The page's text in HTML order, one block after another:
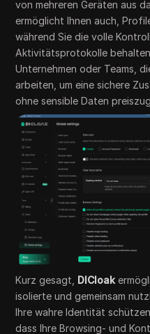
von mehreren Geräten aus
ermöglicht Ihnen auch,
während Sie die volle
Aktivitätsprotokolle
Unternehmen oder Teams,
arbeiten, um eine sichere
ohne sensible Daten
Kurz gesagt, DICloak
isolierte und gemeinsam
Ihre wahre Identität
dass Ihre Browsing- und